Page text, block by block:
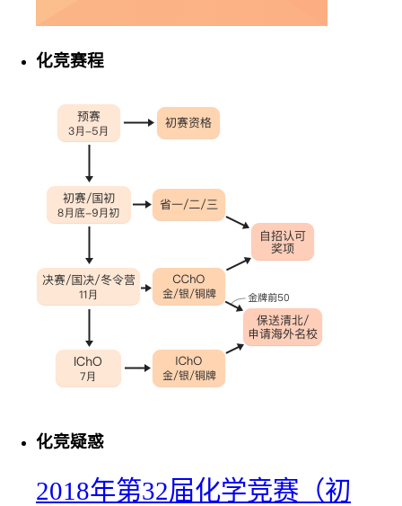
化竞赛程
化竞疑惑
2018年第32届化学竞赛（初